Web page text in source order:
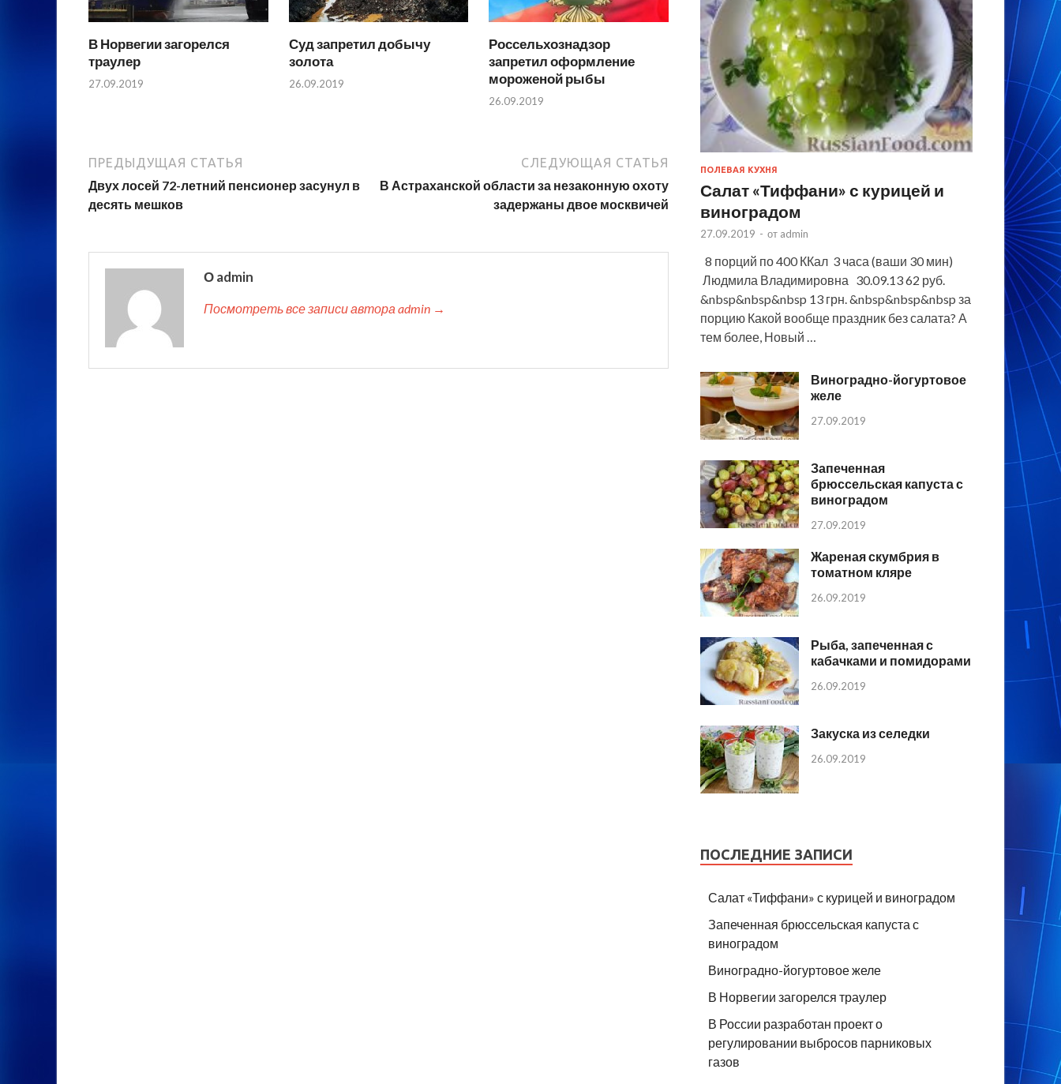
В Норвегии загорелся
траулер
27.09.2019
Суд запретил добычу
золота
26.09.2019
Россельхознадзор
запретил оформление
мороженой рыбы
26.09.2019
ПРЕДЫДУЩАЯ СТАТЬЯ
Двух лосей 72-летний пенсионер засунул в
десять мешков
СЛЕДУЮЩАЯ СТАТЬЯ
В Астраханской области за незаконную охоту
задержаны двое москвичей
О admin
Посмотреть все записи автора admin →
ПОЛЕВАЯ КУХНЯ
Салат «Тиффани» с курицей и
виноградом
27.09.2019 - от admin
8 порций по 400 ККал 3 часа (ваши 30 мин)
Людмила Владимировна 30.09.13 62 руб.
&nbsp&nbsp&nbsp 13 грн. &nbsp&nbsp&nbsp за
порцию Какой вообще праздник без салата? А
тем более, Новый …
Виноградно-йогуртовое
желе
27.09.2019
Запеченная
брюссельская капуста с
виноградом
27.09.2019
Жареная скумбрия в
томатном кляре
26.09.2019
Рыба, запеченная с
кабачками и помидорами
26.09.2019
Закуска из селедки
26.09.2019
ПОСЛЕДНИЕ ЗАПИСИ
Салат «Тиффани» с курицей и виноградом
Запеченная брюссельская капуста с
виноградом
Виноградно-йогуртовое желе
В Норвегии загорелся траулер
В России разработан проект о
регулировании выбросов парниковых
газов